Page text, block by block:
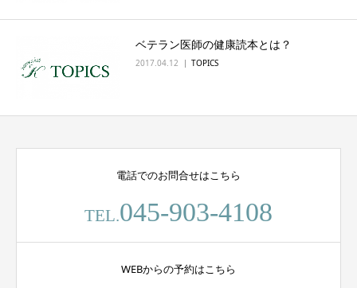
ベテラン医師の健康読本とは？
2017.04.12 TOPICS
電話でのお問合せはこちら
TEL.045-903-4108
WEBからの予約はこちら